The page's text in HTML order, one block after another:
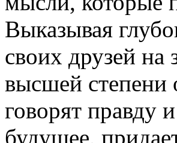
Выказывая
своих друзей
высшей степени
говорят правду
будущее,